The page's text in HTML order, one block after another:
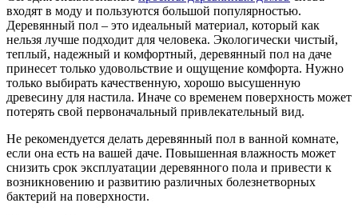
входят в моду и пользуются большой популярностью.
Деревянный пол – это идеальный материал, который как
нельзя лучше подходит для человека. Экологически чистый,
теплый, надежный и комфортный, деревянный пол на даче
принесет только удовольствие и ощущение комфорта. Нужно
только выбирать качественную, хорошо высушенную
древесину для настила. Иначе со временем поверхность может
потерять свой первоначальный привлекательный вид.
Не рекомендуется делать деревянный пол в ванной комнате,
если она есть на вашей даче. Повышенная влажность может
снизить срок эксплуатации деревянного пола и привести к
возникновению и развитию различных болезнетворных
бактерий на поверхности.